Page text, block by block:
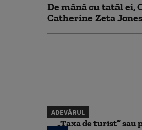
De mână cu tatăl ei,
Catherine Zeta
ADEVĂRUL
„Taxa de turist” sau